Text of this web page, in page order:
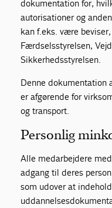
dokumentation for,
autorisationer og
kan f.eks. være
Færdselsstyrelsen,
Sikkerhedsstyrelsen.
Denne dokumentation
er afgørende for
og transport.
Personlig
Alle medarbejdere
adgang til deres
som udover at